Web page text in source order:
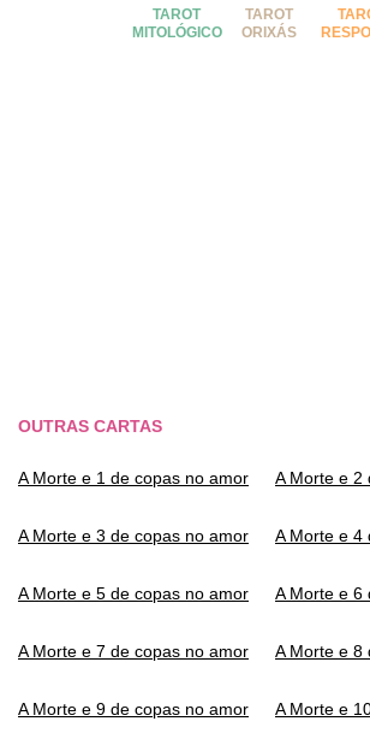
TAROT
MITOLÓGICO
TAROT
ORIXÁS
OUTRAS CARTAS
A Morte e 1 de copas no amor A Morte e 2
A Morte e 3 de copas no amor A Morte e 4
A Morte e 5 de copas no amor A Morte e 6
A Morte e 7 de copas no amor A Morte e 8
A Morte e 9 de copas no amor A Morte e